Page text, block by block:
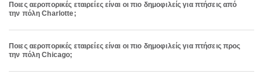
Ποιες αεροπορικές εταιρείες είναι οι πιο δημοφιλείς για πτήσεις από
την πόλη Charlotte;
Ποιες αεροπορικές εταιρείες είναι οι πιο δημοφιλείς για πτήσεις προς
την πόλη Chicago;